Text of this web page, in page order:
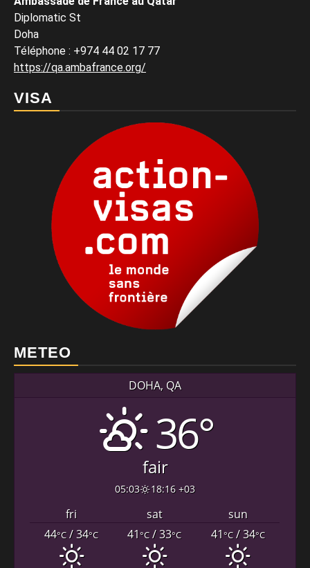
Diplomatic St
Doha
Téléphone : +974 44 02 17 77
https://qa.ambafrance.org/
VISA
METEO
DOHA, QA
36°
fair
05:03 18:16 +03
fri sat
sun
44°C/ 34°C 41°C/ 33°C 41°C/ 34°C